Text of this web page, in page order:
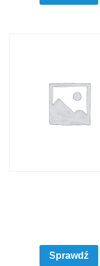
Sprawdź